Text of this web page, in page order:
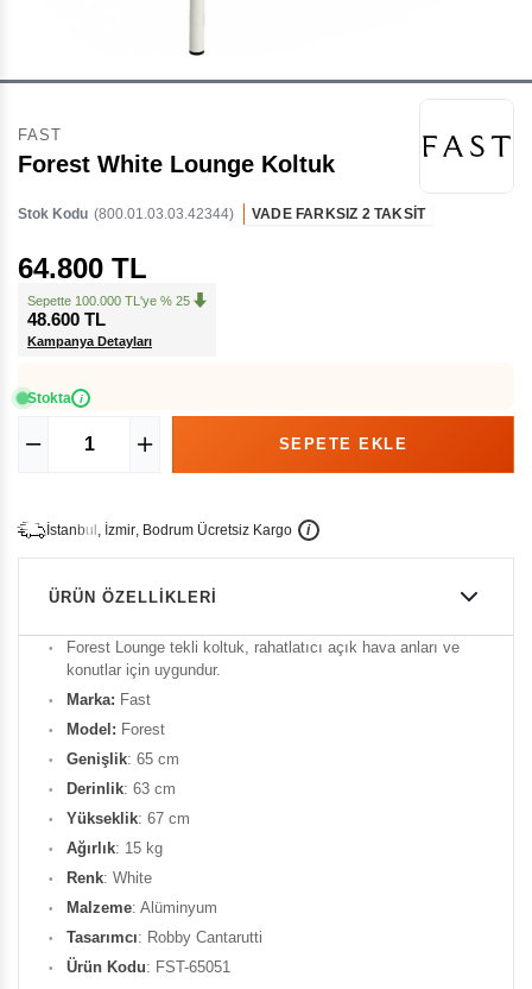
FAST
Forest White Lounge Koltuk
Stok Kodu (800.01.03.03.42344) VADE FARKSIZ 2 TAKSİT
64.800 TL
Sepette 100.000 TL'ye % 25
48.600 TL
Kampanya Detayları
Stokta i
İstanbu , İzmir, Bodrum Ücretsiz Kargo i
ÜRÜN ÖZELLIKLERI
Forest Lounge tekli koltuk, rahatlatıcı açık hava anları ve
konutlar için uygundur.
Marka: Fast
Model: Forest
Genişlik: 65 cm
Derinlik: 63 cm
Yükseklik: 67 cm
Ağırlık: 15 kg
Renk: White
Malzeme: Alüminyum
Tasarımcı: Robby Cantarutti
Ürün Kodu: FST-65051